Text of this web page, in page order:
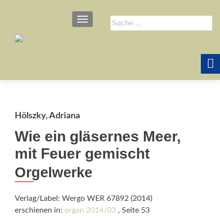
Suche
nach:
SCHALTE NAVIGATION
Hölszky, Adriana
Wie ein gläsernes Meer,
mit Feuer gemischt
Orgelwerke
Verlag/Label: Wergo WER 67892 (2014)
erschienen in: organ 2014/03 , Seite 53